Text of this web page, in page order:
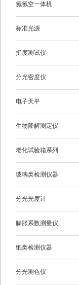
氮氢空一体机
标准光源
挺度测试仪
分光密度仪
电子天平
生物降解测定仪
老化试验箱系列
玻璃类检测仪器
分光光度计
膨胀系数测量仪
纸类检测仪器
分光测色仪